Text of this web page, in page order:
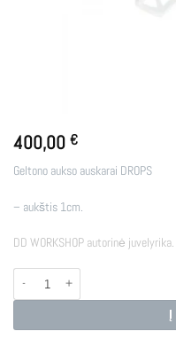
400,00 €
Geltono aukso auskarai DROPS
– aukštis 1cm.
DD WORKSHOP autorinė juvelyrika.
produkto kiekis: AUKSINIAI AUSKARAI
Į